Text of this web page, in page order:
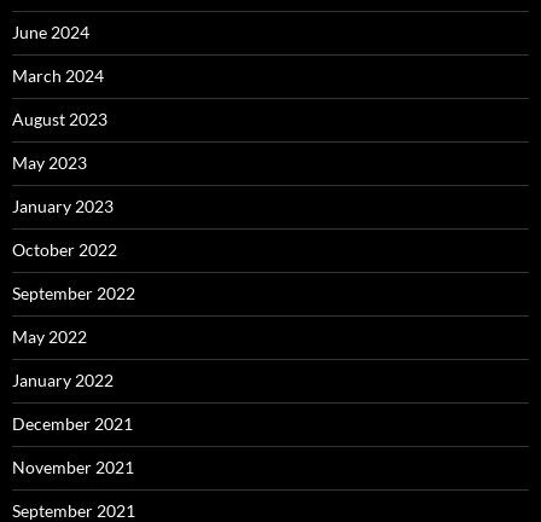
June 2024
March 2024
August 2023
May 2023
January 2023
October 2022
September 2022
May 2022
January 2022
December 2021
November 2021
September 2021